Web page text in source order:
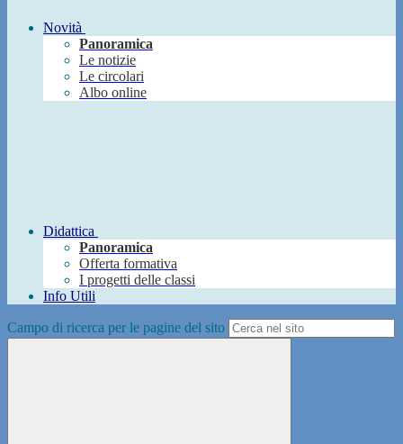
Novità
Panoramica
Le notizie
Le circolari
Albo online
Didattica
Panoramica
Offerta formativa
I progetti delle classi
Info Utili
Campo di ricerca per le pagine del sito